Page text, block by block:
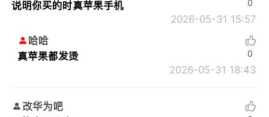
说明你买的时真苹果手机
2026-05-31 15:57
0
哈哈
真苹果都发烫
2026-05-31 18:43
0
改华为吧